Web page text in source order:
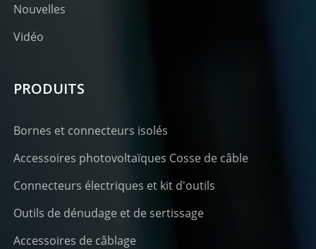
Nouvelles
Vidéo
PRODUITS
Bornes et connecteurs isolés
Accessoires photovoltaïques Cosse de câble
Connecteurs électriques et kit d'outils
Outils de dénudage et de sertissage
Accessoires de câblage